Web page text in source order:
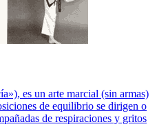
es un arte marcial (sin armas)
de equilibrio se dirigen o
de respiraciones y gritos